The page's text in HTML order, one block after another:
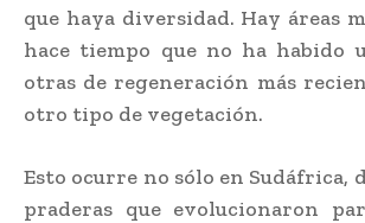
que haya diversidad. Hay áreas
hace tiempo que no ha habido
otras de regeneración más
otro tipo de vegetación.
Esto ocurre no sólo en Sudáfrica,
praderas que evolucionaron